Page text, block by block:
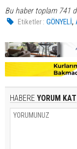
Bu haber toplam 741
Etiketler : GÖNYELİ,
HABERE YORUM KAT